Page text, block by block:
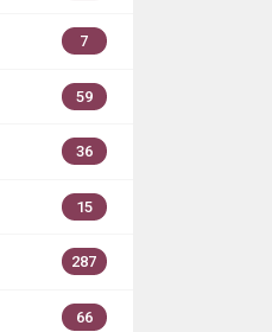
7
59
36
15
287
66